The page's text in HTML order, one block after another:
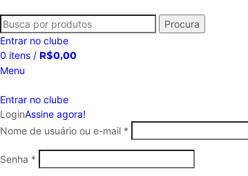
Procura
Entrar no clube
0 itens / R$0,00
Menu
Entrar no clube
LoginAssine agora!
Nome de usuário ou e-mail *
Senha *